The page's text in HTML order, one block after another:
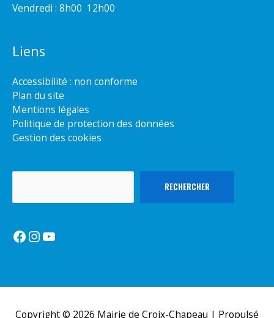
Vendredi : 8h00  12h00
Liens
Accessibilité : non conforme
Plan du site
Mentions légales
Politique de protection des données
Gestion des cookies
RECHERCHER
Facebook
Instagram
YouTube
Copyright © 2026 Mairie de Croix-Chapeau | Propulsé